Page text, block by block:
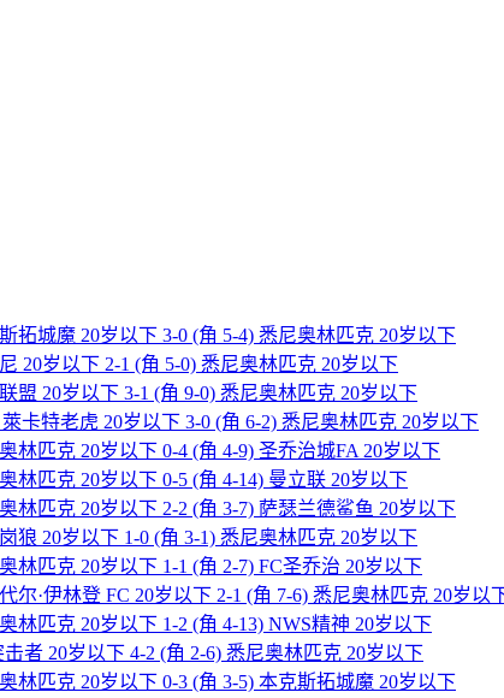
拓城魔 20岁以下 3-0 (角 5-4) 悉尼奥林匹克 20岁以下
20岁以下 2-1 (角 5-0) 悉尼奥林匹克 20岁以下
盟 20岁以下 3-1 (角 9-0) 悉尼奥林匹克 20岁以下
卡特老虎 20岁以下 3-0 (角 6-2) 悉尼奥林匹克 20岁以下
林匹克 20岁以下 0-4 (角 4-9) 圣乔治城FA 20岁以下
林匹克 20岁以下 0-5 (角 4-14) 曼立联 20岁以下
林匹克 20岁以下 2-2 (角 3-7) 萨瑟兰德鲨鱼 20岁以下
狼 20岁以下 1-0 (角 3-1) 悉尼奥林匹克 20岁以下
林匹克 20岁以下 1-1 (角 2-7) FC圣乔治 20岁以下
尔·伊林登 FC 20岁以下 2-1 (角 7-6) 悉尼奥林匹克 20岁以
林匹克 20岁以下 1-2 (角 4-13) NWS精神 20岁以下
者 20岁以下 4-2 (角 2-6) 悉尼奥林匹克 20岁以下
林匹克 20岁以下 0-3 (角 3-5) 本克斯拓城魔 20岁以下